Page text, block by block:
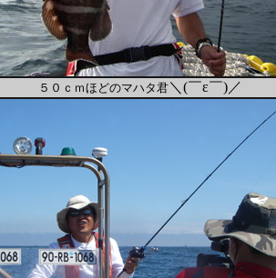
５０ｃｍほどのマハタ君＼(￣ε￣)／